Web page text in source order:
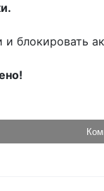
блокировать